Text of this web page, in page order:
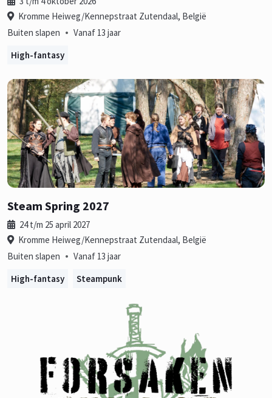
Kromme Heiweg/Kennepstraat Zutendaal, België
Buiten slapen • Vanaf 13 jaar
High-fantasy
Steam Spring 2027
24 t/m 25 april 2027
Kromme Heiweg/Kennepstraat Zutendaal, België
Buiten slapen • Vanaf 13 jaar
High-fantasy
Steampunk